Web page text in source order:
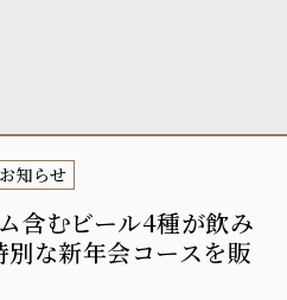
含むビール4種が飲み
な新年会コースを販
お知らせ